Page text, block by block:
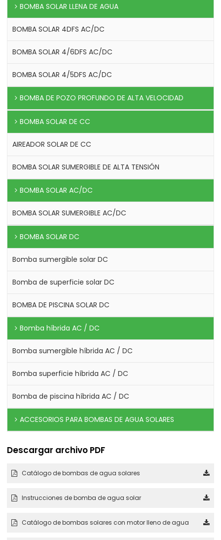
BOMBA SOLAR LLENA DE AGUA
BOMBA SOLAR 4DFS AC/DC
BOMBA SOLAR 4/6DFS AC/DC
BOMBA SOLAR 4/5DFS AC/DC
BOMBA DE POZO PROFUNDO DE ALTA VELOCIDAD
BOMBA SOLAR DE CC
AIREADOR SOLAR DE CC
BOMBA SOLAR SUMERGIBLE DE ALTA TENSIÓN
BOMBA SOLAR AC/DC
BOMBA SOLAR SUMERGIBLE AC/DC
BOMBA SOLAR DC
Bomba sumergible solar DC
Bomba de superficie solar DC
BOMBA DE PISCINA SOLAR DC
Bomba híbrida AC / DC
Bomba sumergible híbrida AC / DC
Bomba superficie híbrida AC / DC
Bomba de piscina híbrida AC / DC
ACCESORIOS PARA BOMBAS DE AGUA SOLARES
Descargar archivo PDF
Catálogo de bombas de agua solares
Instrucciones de bomba de agua solar
Catálogo de bombas solares con motor lleno de agua